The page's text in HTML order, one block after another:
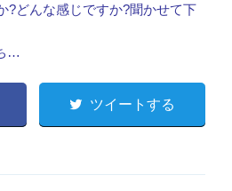
?どんな感じですか?聞かせて下
…
ツイートする